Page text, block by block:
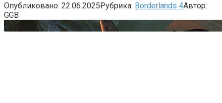
Опубликовано: 22.06.2025Рубрика: Borderlands 4Автор:
GGB